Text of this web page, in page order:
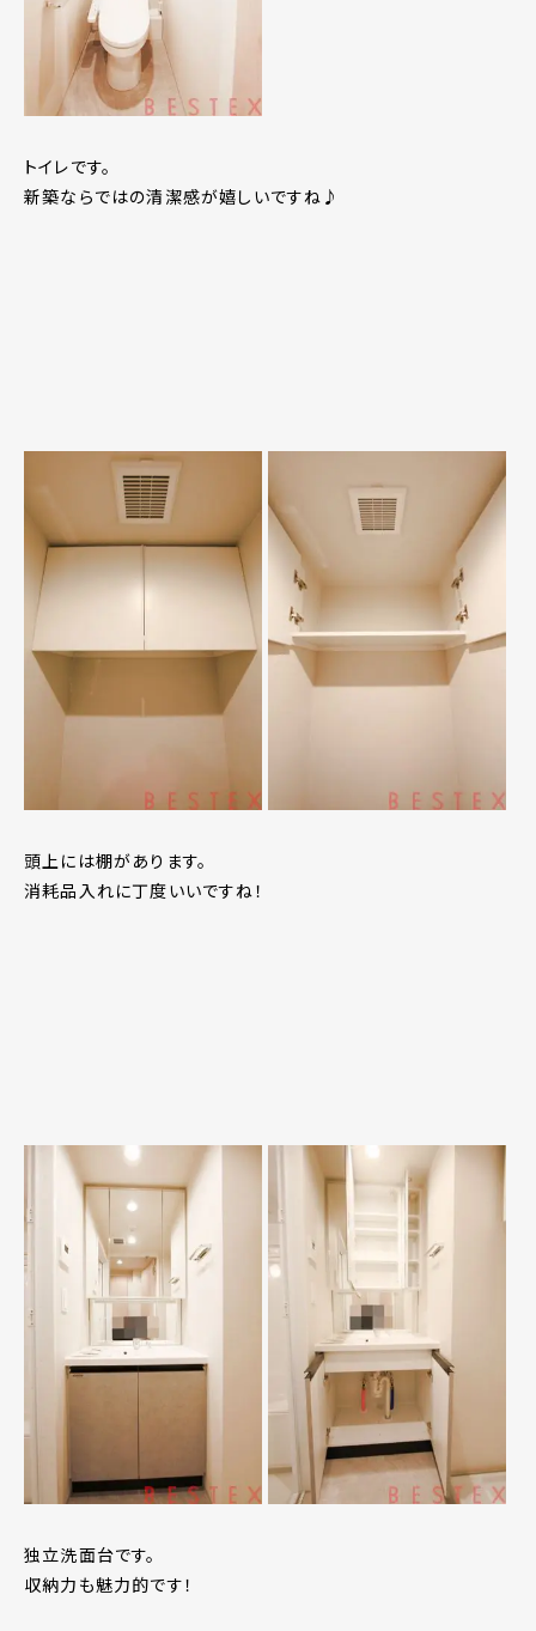
トイレです。
新築ならではの清潔感が嬉しいですね♪
頭上には棚があります。
消耗品入れに丁度いいですね！
独立洗面台です。
収納力も魅力的です！